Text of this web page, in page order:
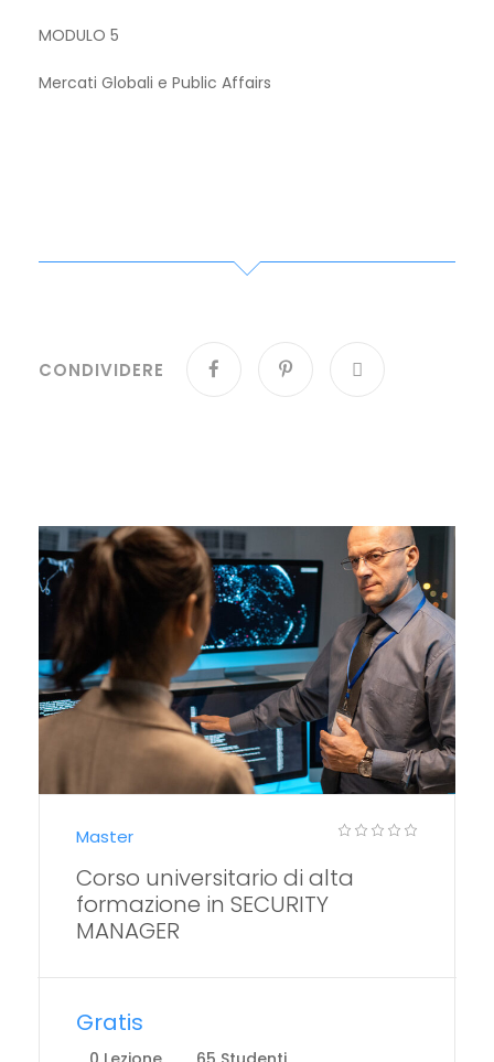
MODULO 5
Mercati Globali e Public Affairs
CONDIVIDERE
Master
Corso universitario di alta
formazione in SECURITY
MANAGER
Gratis